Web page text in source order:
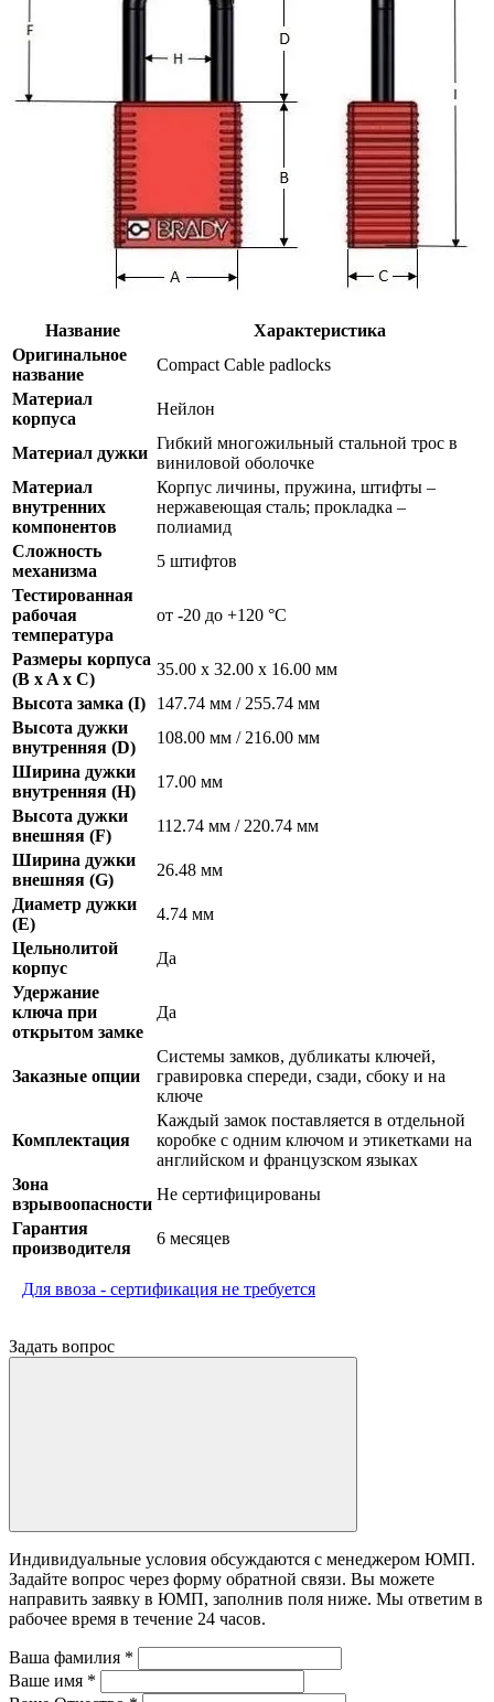
Название
Характеристика
Оригинальное
название
Compact Cable padlocks
Материал
корпуса
Нейлон
Материал дужки
Гибкий многожильный стальной трос в
виниловой оболочке
Материал
внутренних
компонентов
Корпус личины, пружина, штифты –
нержавеющая сталь; прокладка –
полиамид
Сложность
механизма
5 штифтов
Тестированная
рабочая
температура
от -20 до +120 °С
Размеры корпуса
(B x A x C)
35.00 х 32.00 х 16.00 мм
Высота замка (I)
147.74 мм / 255.74 мм
Высота дужки
внутренняя (D)
108.00 мм / 216.00 мм
Ширина дужки
внутренняя (H)
17.00 мм
Высота дужки
внешняя (F)
112.74 мм / 220.74 мм
Ширина дужки
внешняя (G)
26.48 мм
Диаметр дужки
(E)
4.74 мм
Цельнолитой
корпус
Да
Удержание
ключа при
открытом замке
Да
Заказные опции
Системы замков, дубликаты ключей,
гравировка спереди, сзади, сбоку и на
ключе
Комплектация
Каждый замок поставляется в отдельной
коробке с одним ключом и этикетками на
английском и французском языках
Зона
взрывоопасности
Не сертифицированы
Гарантия
производителя
6 месяцев
Для ввоза - сертификация не требуется
Задать вопрос
Индивидуальные условия обсуждаются с менеджером ЮМП.
Задайте вопрос через форму обратной связи. Вы можете
направить заявку в ЮМП, заполнив поля ниже. Mы ответим в
рабочее время в течение 24 часов.
Ваша фамилия *
Ваше имя *